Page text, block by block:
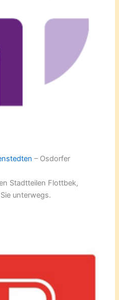
– Osdorfer
Stadtteilen Flottbek,
unterwegs.